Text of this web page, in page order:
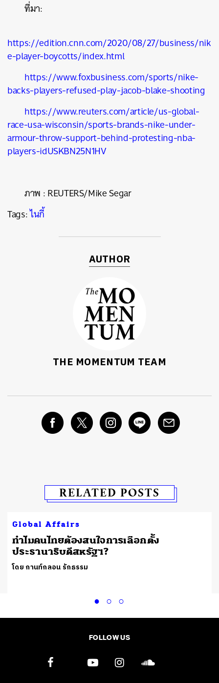
ที่มา:
https://edition.cnn.com/2020/08/27/business/nik
e-player-boycotts/index.html
https://www.foxbusiness.com/sports/nike-
backs-players-refused-play-jacob-blake-shooting
https://www.reuters.com/article/us-global-
race-usa-wisconsin/sports-brands-nike-under-
armour-throw-support-behind-protesting-nba-
players-idUSKBN25N1HV
ภาพ :REUTERS/Mike Segar
Tags:ไนกี้
AUTHOR
THE MOMENTUM TEAM
RELATED POSTS
Global Affairs
ทำไมคนไทยต้องสนใจการเลือกตั้ง
ประธานาธิบดีสหรัฐฯ?
โดย กานท์กลอน รักธรรม
FOLLOW US